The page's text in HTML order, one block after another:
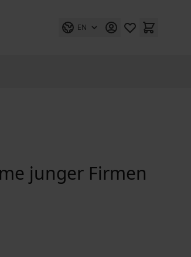
EN
junger Firmen